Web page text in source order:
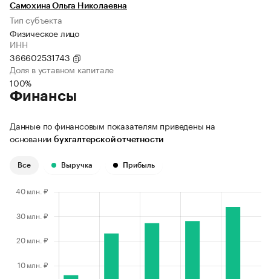
Самохина Ольга Николаевна
Тип субъекта
Физическое лицо
ИНН
366602531743
Доля в уставном капитале
100%
Финансы
Данные по финансовым показателям приведены на
основании бухгалтерской отчетности
Все Выручка Прибыль